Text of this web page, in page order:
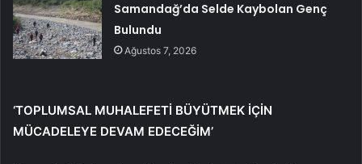
Samandağ’da Selde Kaybolan Genç
Bulundu
Ağustos 7, 2026
‘TOPLUMSAL MUHALEFETİ BÜYÜTMEK İÇİN
MÜCADELEYE DEVAM EDECEĞİM’